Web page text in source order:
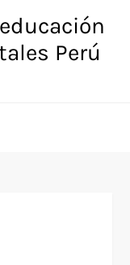
Perú